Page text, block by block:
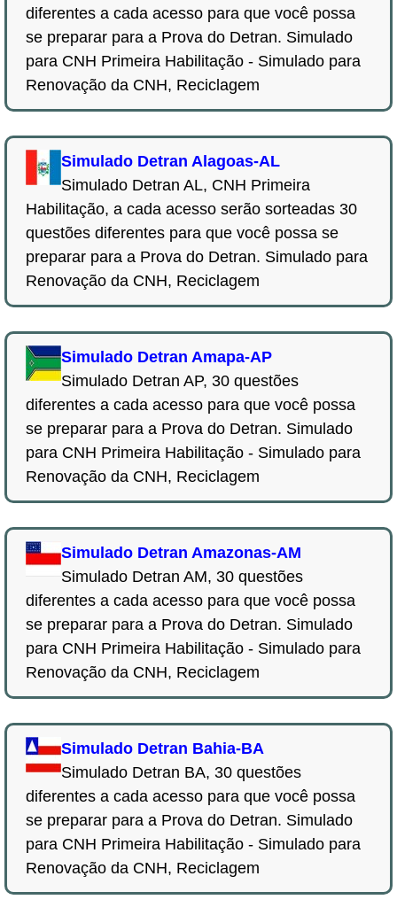
diferentes a cada acesso para que você possa
se preparar para a Prova do Detran. Simulado
para CNH Primeira Habilitação - Simulado para
Renovação da CNH, Reciclagem
Simulado Detran Alagoas-AL
Simulado Detran AL, CNH Primeira
Habilitação, a cada acesso serão sorteadas 30
questões diferentes para que você possa se
preparar para a Prova do Detran. Simulado para
Renovação da CNH, Reciclagem
Simulado Detran Amapa-AP
Simulado Detran AP, 30 questões
diferentes a cada acesso para que você possa
se preparar para a Prova do Detran. Simulado
para CNH Primeira Habilitação - Simulado para
Renovação da CNH, Reciclagem
Simulado Detran Amazonas-AM
Simulado Detran AM, 30 questões
diferentes a cada acesso para que você possa
se preparar para a Prova do Detran. Simulado
para CNH Primeira Habilitação - Simulado para
Renovação da CNH, Reciclagem
Simulado Detran Bahia-BA
Simulado Detran BA, 30 questões
diferentes a cada acesso para que você possa
se preparar para a Prova do Detran. Simulado
para CNH Primeira Habilitação - Simulado para
Renovação da CNH, Reciclagem